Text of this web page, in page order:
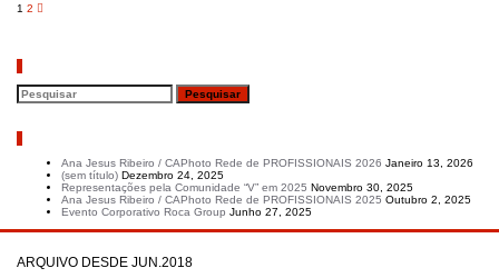
Paginação
1 2
Ana Jesus Ribeiro / CAPhoto Rede de PROFISSIONAIS 2026 Janeiro 13, 2026
(sem título) Dezembro 24, 2025
Representações pela Comunidade “V” em 2025 Novembro 30, 2025
Ana Jesus Ribeiro / CAPhoto Rede de PROFISSIONAIS 2025 Outubro 2, 2025
Evento Corporativo Roca Group Junho 27, 2025
ARQUIVO DESDE JUN.2018